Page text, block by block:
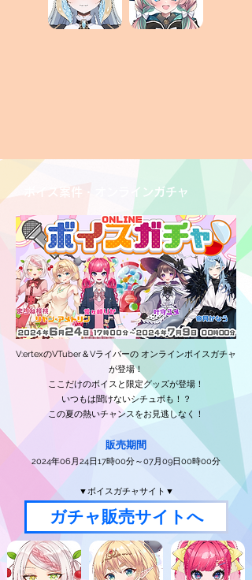
ボイス案件・オンラインガチャ
V:ertexのVTuber＆Vライバーの オンラインボイスガチャ
が登場！
ここだけのボイスと限定グッズが登場！
いつもは聞けないシチュボも！？
この夏の熱いチャンスをお見逃しなく！
販売期間
2024年06月24日17時00分～07月09日00時00分
▼ボイスガチャサイト▼
ガチャ販売サイトへ